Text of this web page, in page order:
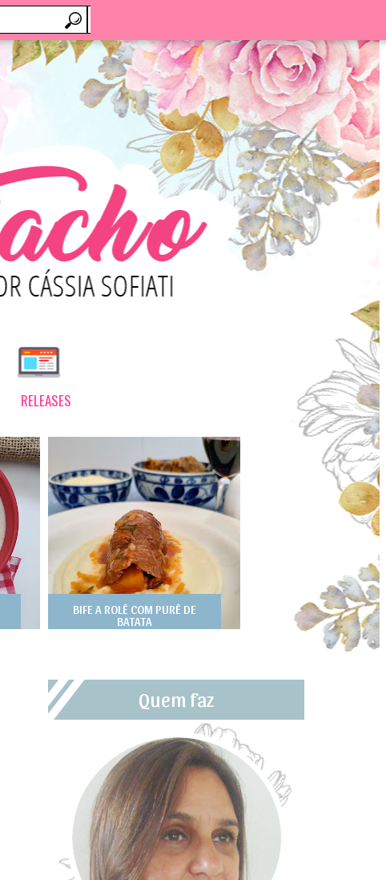
RELEASES
BIFE A ROLÊ COM PURÊ DE
BATATA
Quem faz